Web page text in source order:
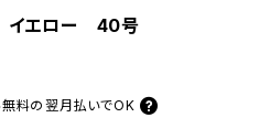
イエロー 40号
料の 翌月払いでOK